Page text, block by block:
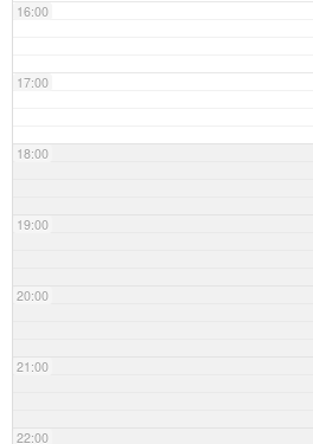
16:00
17:00
18:00
19:00
20:00
21:00
22:00